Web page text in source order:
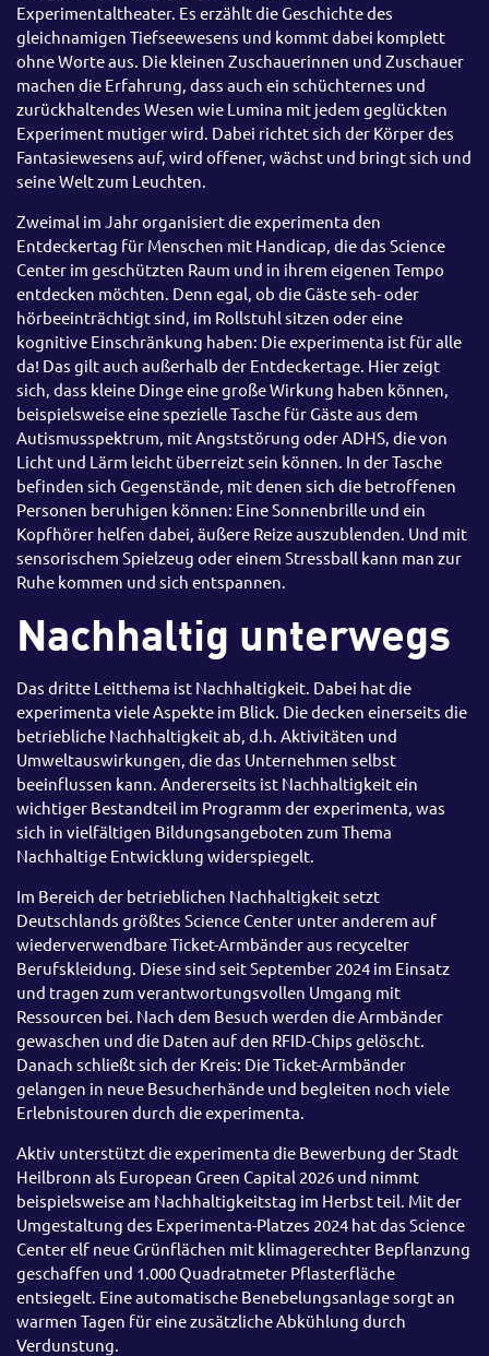
Experimentaltheater. Es erzählt die Geschichte des
gleichnamigen Tiefseewesens und kommt dabei komplett
ohne Worte aus. Die kleinen Zuschauerinnen und Zuschauer
machen die Erfahrung, dass auch ein schüchternes und
zurückhaltendes Wesen wie Lumina mit jedem geglückten
Experiment mutiger wird. Dabei richtet sich der Körper des
Fantasiewesens auf, wird offener, wächst und bringt sich und
seine Welt zum Leuchten.
Zweimal im Jahr organisiert die experimenta den
Entdeckertag für Menschen mit Handicap, die das Science
Center im geschützten Raum und in ihrem eigenen Tempo
entdecken möchten. Denn egal, ob die Gäste seh- oder
hörbeeinträchtigt sind, im Rollstuhl sitzen oder eine
kognitive Einschränkung haben: Die experimenta ist für alle
da! Das gilt auch außerhalb der Entdeckertage. Hier zeigt
sich, dass kleine Dinge eine große Wirkung haben können,
beispielsweise eine spezielle Tasche für Gäste aus dem
Autismusspektrum, mit Angststörung oder ADHS, die von
Licht und Lärm leicht überreizt sein können. In der Tasche
befinden sich Gegenstände, mit denen sich die betroffenen
Personen beruhigen können: Eine Sonnenbrille und ein
Kopfhörer helfen dabei, äußere Reize auszublenden. Und mit
sensorischem Spielzeug oder einem Stressball kann man zur
Ruhe kommen und sich entspannen.
Nachhaltig unterwegs
Das dritte Leitthema ist Nachhaltigkeit. Dabei hat die
experimenta viele Aspekte im Blick. Die decken einerseits die
betriebliche Nachhaltigkeit ab, d.h. Aktivitäten und
Umweltauswirkungen, die das Unternehmen selbst
beeinflussen kann. Andererseits ist Nachhaltigkeit ein
wichtiger Bestandteil im Programm der experimenta, was
sich in vielfältigen Bildungsangeboten zum Thema
Nachhaltige Entwicklung widerspiegelt.
Im Bereich der betrieblichen Nachhaltigkeit setzt
Deutschlands größtes Science Center unter anderem auf
wiederverwendbare Ticket-Armbänder aus recycelter
Berufskleidung. Diese sind seit September 2024 im Einsatz
und tragen zum verantwortungsvollen Umgang mit
Ressourcen bei. Nach dem Besuch werden die Armbänder
gewaschen und die Daten auf den RFID-Chips gelöscht.
Danach schließt sich der Kreis: Die Ticket-Armbänder
gelangen in neue Besucherhände und begleiten noch viele
Erlebnistouren durch die experimenta.
Aktiv unterstützt die experimenta die Bewerbung der Stadt
Heilbronn als European Green Capital 2026 und nimmt
beispielsweise am Nachhaltigkeitstag im Herbst teil. Mit der
Umgestaltung des Experimenta-Platzes 2024 hat das Science
Center elf neue Grünflächen mit klimagerechter Bepflanzung
geschaffen und 1.000 Quadratmeter Pflasterfläche
entsiegelt. Eine automatische Benebelungsanlage sorgt an
warmen Tagen für eine zusätzliche Abkühlung durch
Verdunstung.